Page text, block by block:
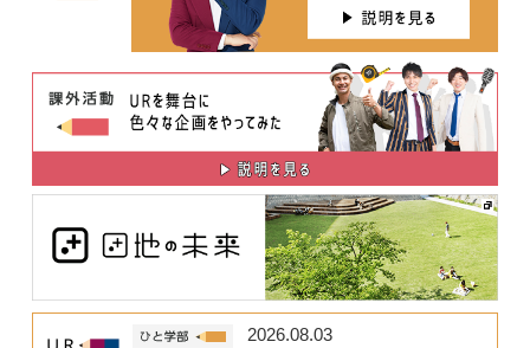
2026.08.03